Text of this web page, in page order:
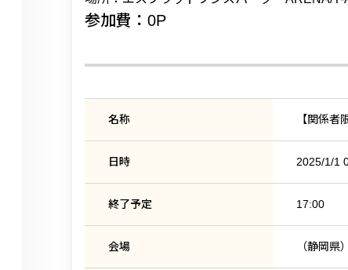
参加費：0P
名称 【関係者
日時 2025/1/1
終了予定 17:00
会場 （静岡